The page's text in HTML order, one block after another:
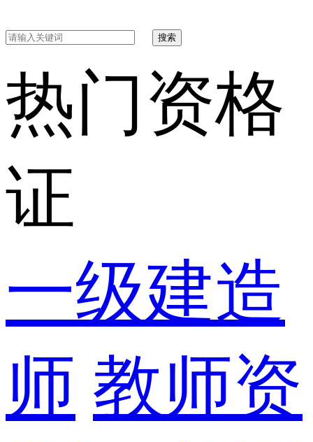
搜索
热门资格
证
一级建造
师 教师资